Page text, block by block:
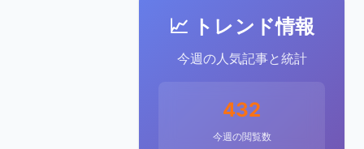
📈 トレンド情報
今週の人気記事と統計
432
今週の閲覧数